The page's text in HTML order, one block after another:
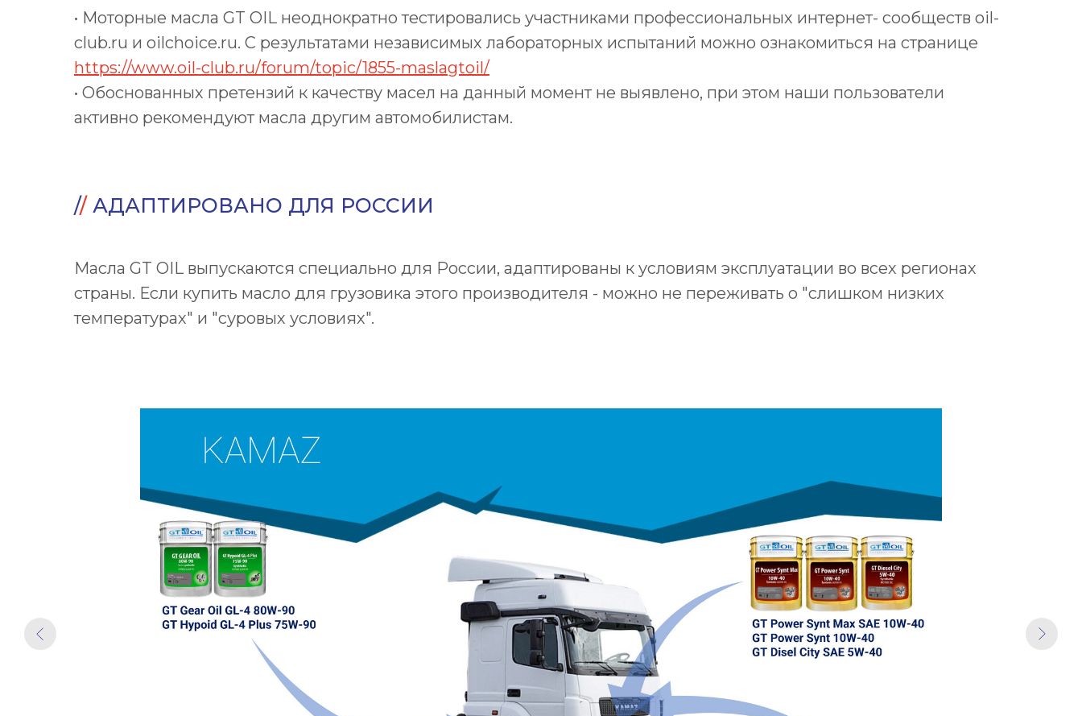
• Моторные масла GT OIL неоднократно тестировались участниками профессиональных интернет- сообществ oil-
club.ru и oilchoice.ru. С результатами независимых лабораторных испытаний можно ознакомиться на странице
https://www.oil-club.ru/forum/topic/1855-maslagtoil/
• Обоснованных претензий к качеству масел на данный момент не выявлено, при этом наши пользователи
активно рекомендуют масла другим автомобилистам.
// АДАПТИРОВАНО ДЛЯ РОССИИ
Масла GT OIL выпускаются специально для России, адаптированы к условиям эксплуатации во всех регионах
страны. Если купить масло для грузовика этого производителя - можно не переживать о "слишком низких
температурах" и "суровых условиях".